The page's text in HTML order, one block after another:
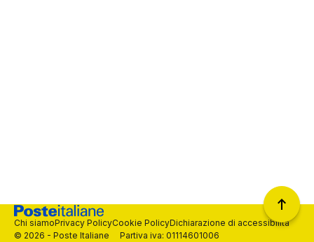
© 2026 - Poste Italiane Partiva iva: 01114601006
Chi siamoPrivacy PolicyCookie PolicyDichiarazione di accessibilità